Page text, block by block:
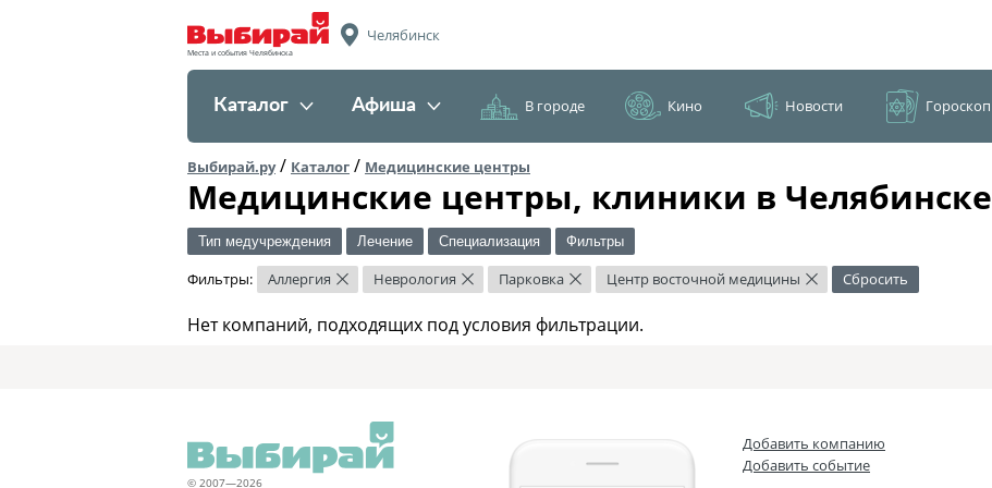
Места и события Челябинска
Челябинск
Каталог Афиша В городе Кино Новости Гороскоп
Выбирай.ру/ Каталог / Медицинские центры
Медицинские центры, клиники в Челябинске
Тип медучреждения Лечение Специализация Фильтры
Фильтры: Аллергия × Неврология × Парковка × Центр восточной медицины × Сбросить
Нет компаний, подходящих под условия фильтрации.
© 2007—2026
Добавить компанию
Добавить событие